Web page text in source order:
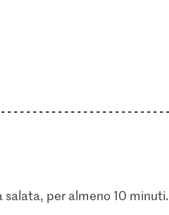
per almeno 10 minuti.